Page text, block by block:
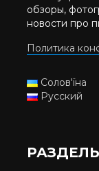
обзоры,
новости про
Политика
Солов'їна
Русский